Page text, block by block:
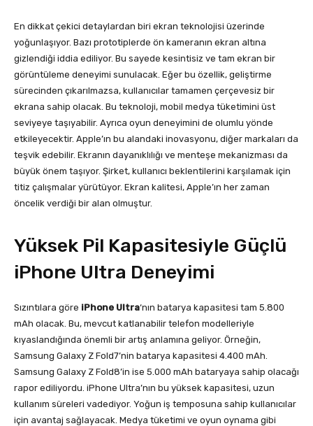
En dikkat çekici detaylardan biri ekran teknolojisi üzerinde
yoğunlaşıyor. Bazı prototiplerde ön kameranın ekran altına
gizlendiği iddia ediliyor. Bu sayede kesintisiz ve tam ekran bir
görüntüleme deneyimi sunulacak. Eğer bu özellik, geliştirme
sürecinden çıkarılmazsa, kullanıcılar tamamen çerçevesiz bir
ekrana sahip olacak. Bu teknoloji, mobil medya tüketimini üst
seviyeye taşıyabilir. Ayrıca oyun deneyimini de olumlu yönde
etkileyecektir. Apple’ın bu alandaki inovasyonu, diğer markaları da
teşvik edebilir. Ekranın dayanıklılığı ve menteşe mekanizması da
büyük önem taşıyor. Şirket, kullanıcı beklentilerini karşılamak için
titiz çalışmalar yürütüyor. Ekran kalitesi, Apple’ın her zaman
öncelik verdiği bir alan olmuştur.
Yüksek Pil Kapasitesiyle Güçlü
iPhone Ultra Deneyimi
Sızıntılara göre iPhone Ultra‘nın batarya kapasitesi tam 5.800
mAh olacak. Bu, mevcut katlanabilir telefon modelleriyle
kıyaslandığında önemli bir artış anlamına geliyor. Örneğin,
Samsung Galaxy Z Fold7’nin batarya kapasitesi 4.400 mAh.
Samsung Galaxy Z Fold8’in ise 5.000 mAh bataryaya sahip olacağı
rapor ediliyordu. iPhone Ultra’nın bu yüksek kapasitesi, uzun
kullanım süreleri vadediyor. Yoğun iş temposuna sahip kullanıcılar
için avantaj sağlayacak. Medya tüketimi ve oyun oynama gibi